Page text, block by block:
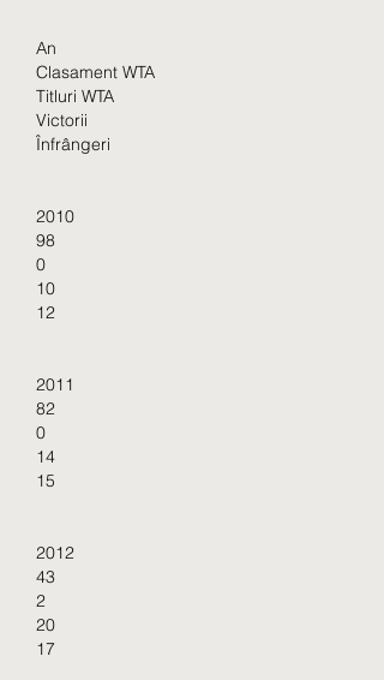
An
Clasament WTA
Titluri WTA
Victorii
Înfrângeri
2010
98
0
10
12
2011
82
0
14
15
2012
43
2
20
17